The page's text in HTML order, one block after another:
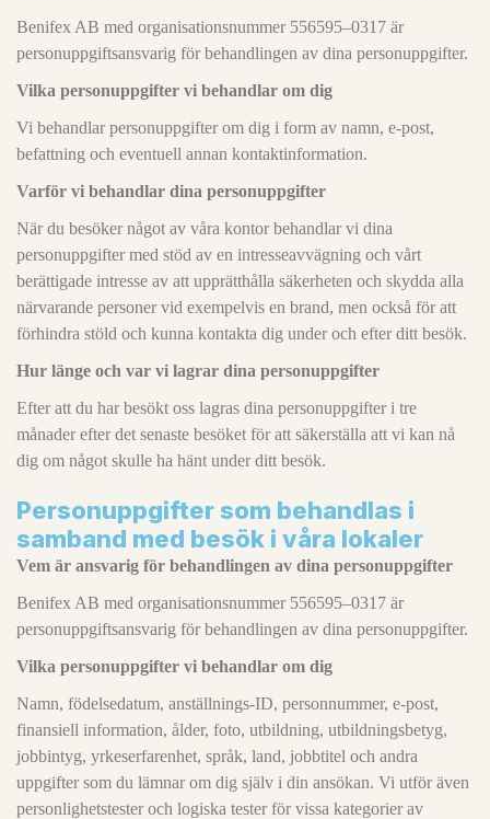
Benifex AB med organisationsnummer 556595–0317 är
personuppgiftsansvarig för behandlingen av dina personuppgifter.
Vilka personuppgifter vi behandlar om dig
Vi behandlar personuppgifter om dig i form av namn, e-post,
befattning och eventuell annan kontaktinformation.
Varför vi behandlar dina personuppgifter
När du besöker något av våra kontor behandlar vi dina
personuppgifter med stöd av en intresseavvägning och vårt
berättigade intresse av att upprätthålla säkerheten och skydda alla
närvarande personer vid exempelvis en brand, men också för att
förhindra stöld och kunna kontakta dig under och efter ditt besök.
Hur länge och var vi lagrar dina personuppgifter
Efter att du har besökt oss lagras dina personuppgifter i tre
månader efter det senaste besöket för att säkerställa att vi kan nå
dig om något skulle ha hänt under ditt besök.
Personuppgifter som behandlas i
samband med besök i våra lokaler
Vem är ansvarig för behandlingen av dina personuppgifter
Benifex AB med organisationsnummer 556595–0317 är
personuppgiftsansvarig för behandlingen av dina personuppgifter.
Vilka personuppgifter vi behandlar om dig
Namn, födelsedatum, anställnings-ID, personnummer, e-post,
finansiell information, ålder, foto, utbildning, utbildningsbetyg,
jobbintyg, yrkeserfarenhet, språk, land, jobbtitel och andra
uppgifter som du lämnar om dig själv i din ansökan. Vi utför även
personlighetstester och logiska tester för vissa kategorier av